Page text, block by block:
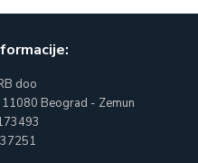
doo
Beograd - Zemun